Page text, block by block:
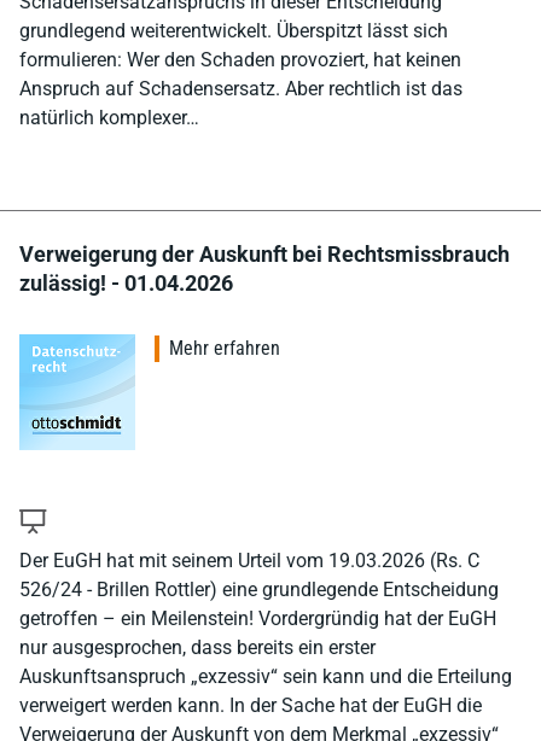
grundlegend weiterentwickelt. Überspitzt lässt sich
formulieren: Wer den Schaden provoziert, hat keinen
Anspruch auf Schadensersatz. Aber rechtlich ist das
natürlich komplexer…
Verweigerung der Auskunft bei Rechtsmissbrauch
zulässig! - 01.04.2026
Der EuGH hat mit seinem Urteil vom 19.03.2026 (Rs. C
526/24 - Brillen Rottler) eine grundlegende Entscheidung
getroffen – ein Meilenstein! Vordergründig hat der EuGH
nur ausgesprochen, dass bereits ein erster
Auskunftsanspruch „exzessiv“ sein kann und die Erteilung
verweigert werden kann. In der Sache hat der EuGH die
Verweigerung der Auskunft von dem Merkmal „exzessiv“
Mehr erfahren